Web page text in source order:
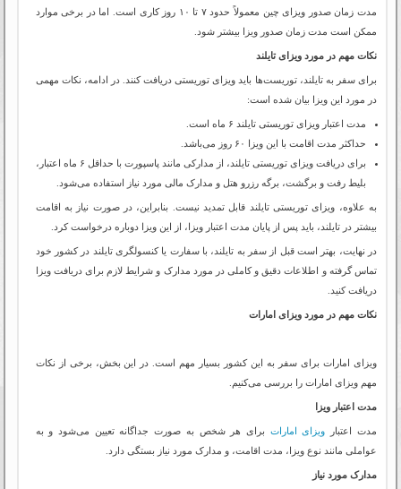
مدت زمان صدور ویزای چین معمولاً حدود ۷ تا ۱۰ روز کاری است. اما در برخی موارد
ممکن است مدت زمان صدور ویزا بیشتر شود.
نکات مهم در مورد ویزای تایلند
برای سفر به تایلند، توریست‌ها باید ویزای توریستی دریافت کنند. در ادامه، نکات مهمی
در مورد این ویزا بیان شده است:
مدت اعتبار ویزای توریستی تایلند ۶ ماه است.
حداکثر مدت اقامت با این ویزا ۶۰ روز می‌باشد.
برای دریافت ویزای توریستی تایلند، از مدارکی مانند پاسپورت با حداقل ۶ ماه اعتبار،
بلیط رفت و برگشت، برگه رزرو هتل و مدارک مالی مورد نیاز استفاده می‌شود.
به علاوه، ویزای توریستی تایلند قابل تمدید نیست. بنابراین، در صورت نیاز به اقامت
بیشتر در تایلند، باید پس از پایان مدت اعتبار ویزا، از این ویزا دوباره درخواست کرد.
در نهایت، بهتر است قبل از سفر به تایلند، با سفارت یا کنسولگری تایلند در کشور خود
تماس گرفته و اطلاعات دقیق و کاملی در مورد مدارک و شرایط لازم برای دریافت ویزا
دریافت کنید.
نکات مهم در مورد ویزای امارات
ویزای امارات برای سفر به این کشور بسیار مهم است. در این بخش، برخی از نکات
مهم ویزای امارات را بررسی می‌کنیم.
مدت اعتبار ویزا
مدت اعتبار ویزای امارات برای هر شخص به صورت جداگانه تعیین می‌شود و به
عواملی مانند نوع ویزا، مدت اقامت، و مدارک مورد نیاز بستگی دارد.
مدارک مورد نیاز